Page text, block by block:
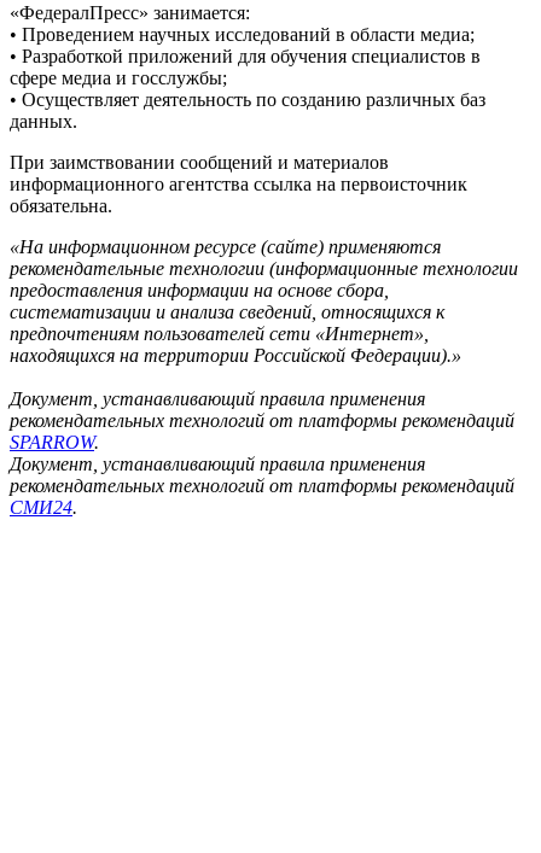
«ФедералПресс» занимается:
• Проведением научных исследований в области медиа;
• Разработкой приложений для обучения специалистов в
сфере медиа и госслужбы;
• Осуществляет деятельность по созданию различных баз
данных.
При заимствовании сообщений и материалов
информационного агентства ссылка на первоисточник
обязательна.
«На информационном ресурсе (сайте) применяются
рекомендательные технологии (информационные технологии
предоставления информации на основе сбора,
систематизации и анализа сведений, относящихся к
предпочтениям пользователей сети «Интернет»,
находящихся на территории Российской Федерации).»
Документ, устанавливающий правила применения
рекомендательных технологий от платформы рекомендаций
SPARROW.
Документ, устанавливающий правила применения
рекомендательных технологий от платформы рекомендаций
СМИ24.